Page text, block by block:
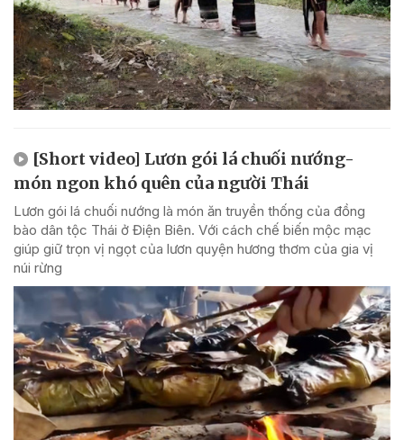
[Short video] Lươn gói lá chuối nướng-
món ngon khó quên của người Thái
Lươn gói lá chuối nướng là món ăn truyền thống của đồng
bào dân tộc Thái ở Điện Biên. Với cách chế biến mộc mạc
giúp giữ trọn vị ngọt của lươn quyện hương thơm của gia vị
núi rừng